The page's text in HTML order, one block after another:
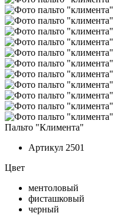
Пальто "Климента"
Артикул 2501
Цвет
ментоловый
фисташковый
черный